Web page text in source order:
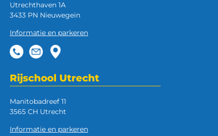
Utrechthaven 1A
3433 PN Nieuwegein
Informatie en parkeren
Rijschool Utrecht
Manitobadreef 11
3565 CH Utrecht
Informatie en parkeren